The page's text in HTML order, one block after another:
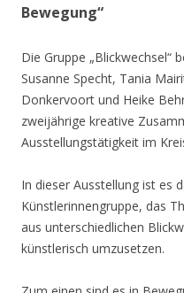
Bewegung“
Die Gruppe „Blickwechsel“
Susanne Specht, Tania
Donkervoort und Heike
zweijährige kreative
Ausstellungstätigkeit im
In dieser Ausstellung ist es
Künstlerinnengruppe, das
aus unterschiedlichen
künstlerisch umzusetzen.